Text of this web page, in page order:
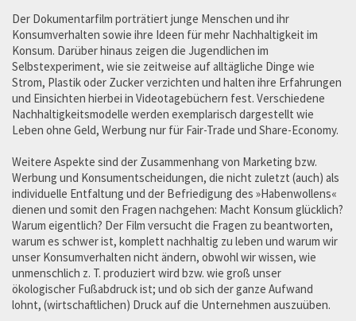
Der Dokumentarfilm porträtiert junge Menschen und ihr
Konsumverhalten sowie ihre Ideen für mehr Nachhaltigkeit im
Konsum. Darüber hinaus zeigen die Jugendlichen im
Selbstexperiment, wie sie zeitweise auf alltägliche Dinge wie
Strom, Plastik oder Zucker verzichten und halten ihre Erfahrungen
und Einsichten hierbei in Videotagebüchern fest. Verschiedene
Nachhaltigkeitsmodelle werden exemplarisch dargestellt wie
Leben ohne Geld, Werbung nur für Fair-Trade und Share-Economy.
Weitere Aspekte sind der Zusammenhang von Marketing bzw.
Werbung und Konsumentscheidungen, die nicht zuletzt (auch) als
individuelle Entfaltung und der Befriedigung des »Habenwollens«
dienen und somit den Fragen nachgehen: Macht Konsum glücklich?
Warum eigentlich? Der Film versucht die Fragen zu beantworten,
warum es schwer ist, komplett nachhaltig zu leben und warum wir
unser Konsumverhalten nicht ändern, obwohl wir wissen, wie
unmenschlich z. T. produziert wird bzw. wie groß unser
ökologischer Fußabdruck ist; und ob sich der ganze Aufwand
lohnt, (wirtschaftlichen) Druck auf die Unternehmen auszuüben.